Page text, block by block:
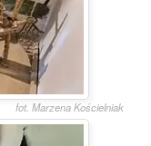
fot. Marzena Kościelniak